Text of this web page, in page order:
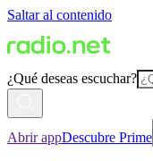
Saltar al contenido
¿Qué deseas escuchar?
Abrir appDescubre Prime